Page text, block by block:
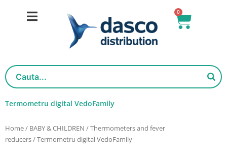
0
Basket
Termometru digital VedoFamily
Home/ BABY & CHILDREN /Thermometers and fever
reducers/ Termometru digital VedoFamily